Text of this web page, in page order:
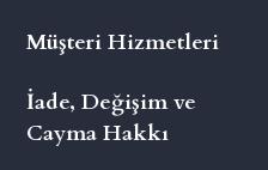
Müşteri Hizmetleri
İade, Değişim ve
Cayma Hakkı